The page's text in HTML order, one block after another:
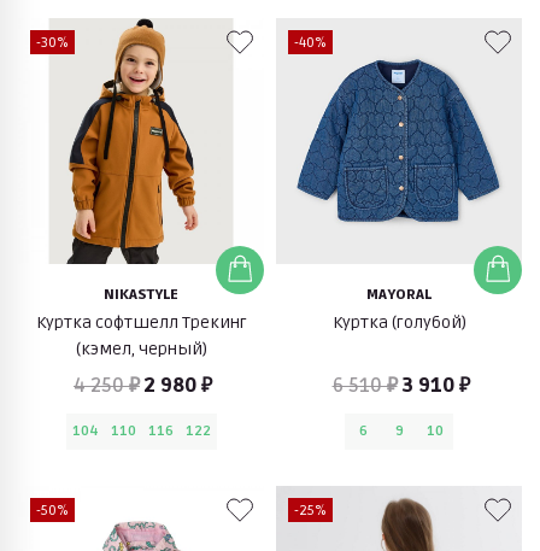
-30%
NIKASTYLE
Куртка софтшелл Трекинг
(кэмел, черный)
4 250 ₽ 2 980 ₽
104 110 116 122
-40%
MAYORAL
Куртка (голубой)
6 510 ₽3 910 ₽
6 9 10
-50% -25%